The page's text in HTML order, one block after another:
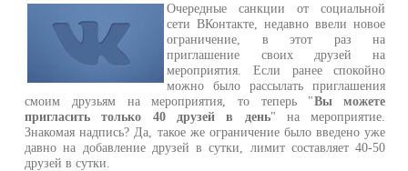
Очередные санкции от социальной
сети ВКонтакте, недавно ввели новое
ограничение, в этот раз на
приглашение своих друзей на
мероприятия. Если ранее спокойно
можно было рассылать приглашения
смоим друзьям на мероприятия, то теперь "Вы можете
пригласить только 40 друзей в день" на мероприятие.
Знакомая надпись? Да, такое же ограничение было введено уже
давно на добавление друзей в сутки, лимит составляет 40-50
друзей в сутки.